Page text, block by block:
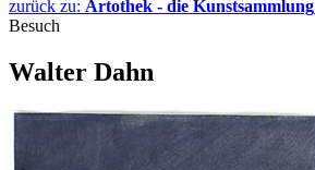
zurück zu: Artothek - die Kunstsammlung
Besuch
Walter Dahn